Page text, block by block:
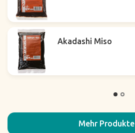
Akadashi Miso
Mehr Produkte